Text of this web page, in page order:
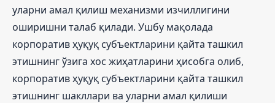
уларни амал қилиш механизми изчиллигини
оширишни талаб қилади. Ушбу мақолада
корпоратив ҳуқуқ субъектларини қайта ташкил
этишнинг ўзига хос жиҳатларини ҳисобга олиб,
корпоратив ҳуқуқ субъектларини қайта ташкил
этишнинг шакллари ва уларни амал қилиши